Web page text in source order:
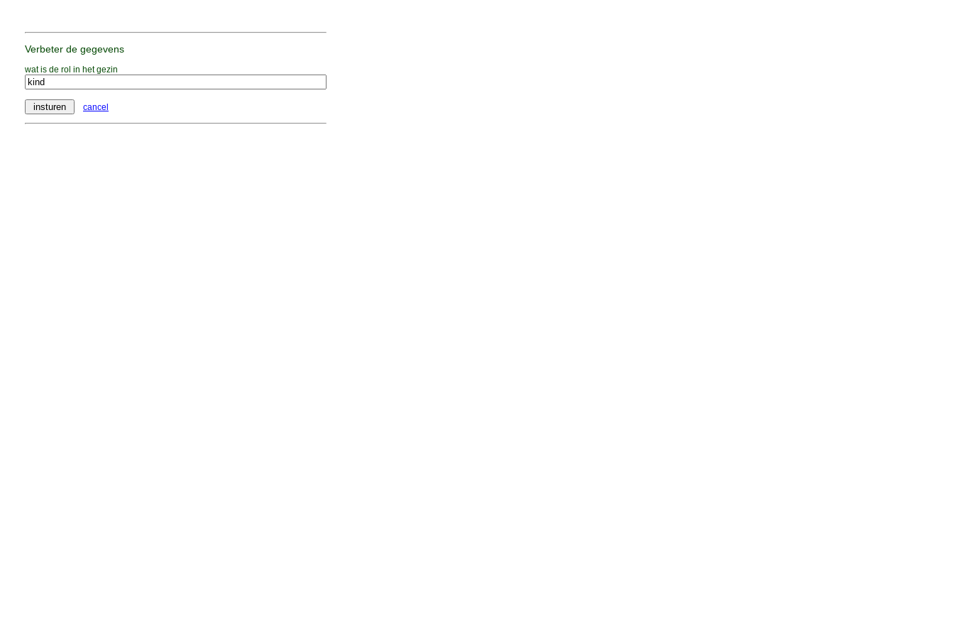
Verbeter de gegevens
wat is de rol in het gezin
cancel